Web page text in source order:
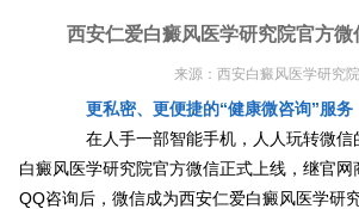
西安仁爱白癜风医学研究院官方微
来源： 西安白癜风医学研究院
更私密、更便捷的“健康微咨询”服务
在人手一部智能手机，人人玩转微信
白癜风医学研究院官方微信正式上线，继官网
QQ咨询后，微信成为西安仁爱白癜风医学研